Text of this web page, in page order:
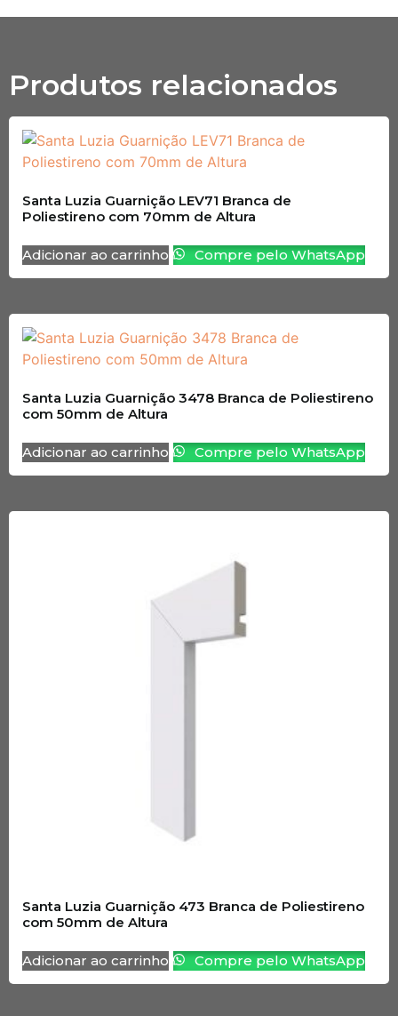
Produtos relacionados
Santa Luzia Guarnição LEV71 Branca de
Poliestireno com 70mm de Altura
Adicionar ao carrinho Compre pelo WhatsApp
Santa Luzia Guarnição 3478 Branca de Poliestireno
com 50mm de Altura
Adicionar ao carrinho Compre pelo WhatsApp
Santa Luzia Guarnição 473 Branca de Poliestireno
com 50mm de Altura
Adicionar ao carrinho Compre pelo WhatsApp